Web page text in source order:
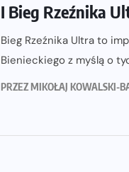
I Bieg Rzeźnika
Bieg Rzeźnika Ultra to
Bienieckiego z myślą o
PRZEZMIKOŁAJ KOWALSKI-